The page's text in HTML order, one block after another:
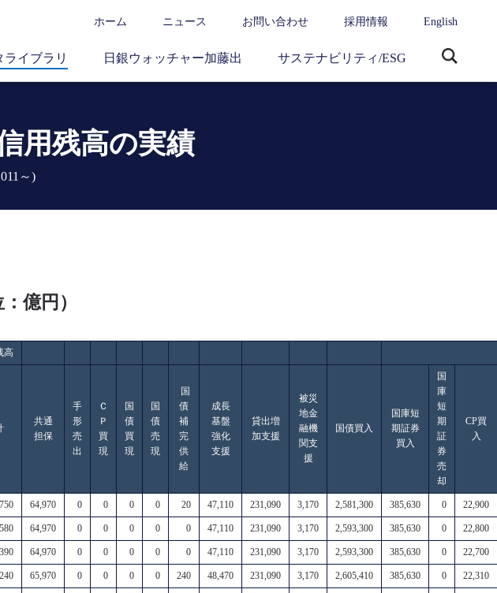
ホーム ニュース お問い合わせ 採用情報 English
ライブラリ 日銀ウォッチャー加藤出 サステナビリティ/ESG
用残高の実績
～)
億円）
高
共通
担保
手
形
売
出
Ｃ
Ｐ
買
現
国
債
買
現
国
債
売
現
国
債
補
完
供
給
成長
基盤
強化
支援
貸出増
加支援
被災
地金
融機
関支
援
国債買入
国庫短
期証券
買入
国
庫
短
期
証
券
売
却
CP買
入
64,970 0 0 0 0 20 47,110 231,090 3,170 2,581,300 385,630 0 22,900
64,970 0 0 0 0 0 47,110 231,090 3,170 2,593,300 385,630 0 22,800
64,970 0 0 0 0 0 47,110 231,090 3,170 2,593,300 385,630 0 22,700
65,970 0 0 0 0 240 48,470 231,090 3,170 2,605,410 385,630 0 22,310